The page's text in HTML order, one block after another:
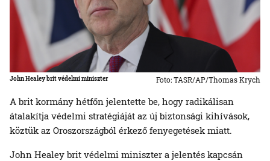
John Healey brit védelmi miniszter Foto: TASR/AP/Thomas Krych
A brit kormány hétfőn jelentette be, hogy radikálisan
átalakítja védelmi stratégiáját az új biztonsági kihívások,
köztük az Oroszországból érkező fenyegetések miatt.
John Healey brit védelmi miniszter a jelentés kapcsán